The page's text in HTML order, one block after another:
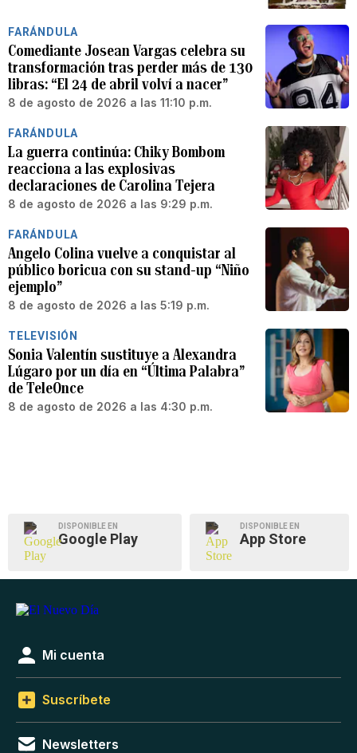
FARÁNDULA
Comediante Josean Vargas celebra su
transformación tras perder más de 130
libras: “El 24 de abril volví a nacer”
8 de agosto de 2026 a las 11:10 p.m.
FARÁNDULA
La guerra continúa: Chiky Bombom
reacciona a las explosivas
declaraciones de Carolina Tejera
8 de agosto de 2026 a las 9:29 p.m.
FARÁNDULA
Angelo Colina vuelve a conquistar al
público boricua con su stand-up “Niño
ejemplo”
8 de agosto de 2026 a las 5:19 p.m.
TELEVISIÓN
Sonia Valentín sustituye a Alexandra
Lúgaro por un día en “Última Palabra”
de TeleOnce
8 de agosto de 2026 a las 4:30 p.m.
DISPONIBLE EN
Google Play
DISPONIBLE EN
App Store
Mi cuenta
Suscríbete
Newsletters